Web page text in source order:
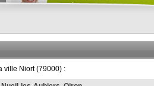
Déposer gratuitementune
ACCÈS REPRENEUR
ville Niort (79000) :